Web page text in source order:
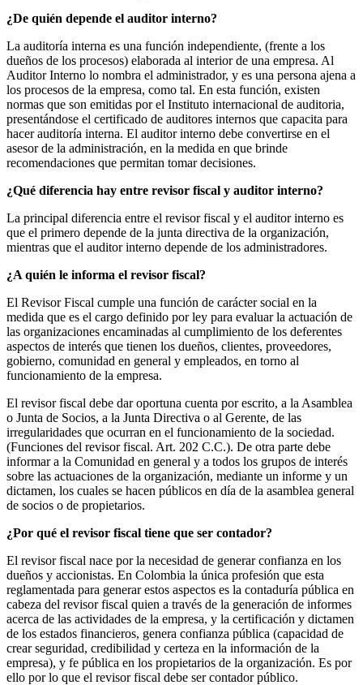
¿De quién depende el auditor interno?
La auditoría interna es una función independiente, (frente a los
dueños de los procesos) elaborada al interior de una empresa. Al
Auditor Interno lo nombra el administrador, y es una persona ajena a
los procesos de la empresa, como tal. En esta función, existen
normas que son emitidas por el Instituto internacional de auditoria,
presentándose el certificado de auditores internos que capacita para
hacer auditoría interna. El auditor interno debe convertirse en el
asesor de la administración, en la medida en que brinde
recomendaciones que permitan tomar decisiones.
¿Qué diferencia hay entre revisor fiscal y auditor interno?
La principal diferencia entre el revisor fiscal y el auditor interno es
que el primero depende de la junta directiva de la organización,
mientras que el auditor interno depende de los administradores.
¿A quién le informa el revisor fiscal?
El Revisor Fiscal cumple una función de carácter social en la
medida que es el cargo definido por ley para evaluar la actuación de
las organizaciones encaminadas al cumplimiento de los deferentes
aspectos de interés que tienen los dueños, clientes, proveedores,
gobierno, comunidad en general y empleados, en torno al
funcionamiento de la empresa.
El revisor fiscal debe dar oportuna cuenta por escrito, a la Asamblea
o Junta de Socios, a la Junta Directiva o al Gerente, de las
irregularidades que ocurran en el funcionamiento de la sociedad.
(Funciones del revisor fiscal. Art. 202 C.C.). De otra parte debe
informar a la Comunidad en general y a todos los grupos de interés
sobre las actuaciones de la organización, mediante un informe y un
dictamen, los cuales se hacen públicos en día de la asamblea general
de socios o de propietarios.
¿Por qué el revisor fiscal tiene que ser contador?
El revisor fiscal nace por la necesidad de generar confianza en los
dueños y accionistas. En Colombia la única profesión que esta
reglamentada para generar estos aspectos es la contaduría pública en
cabeza del revisor fiscal quien a través de la generación de informes
acerca de las actividades de la empresa, y la certificación y dictamen
de los estados financieros, genera confianza pública (capacidad de
crear seguridad, credibilidad y certeza en la información de la
empresa), y fe pública en los propietarios de la organización. Es por
ello por lo que el revisor fiscal debe ser contador público.